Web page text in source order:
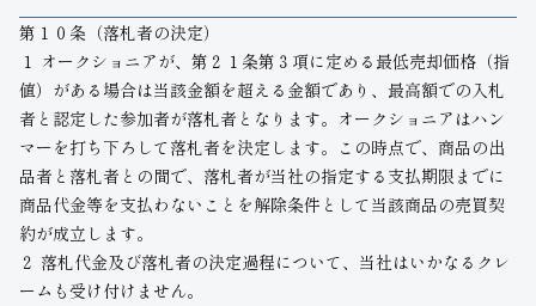
第１０条（落札者の決定）
１ オークショニアが、第２１条第３項に定める最低売却価格（指
値）がある場合は当該金額を超える金額であり、最高額での入札
者と認定した参加者が落札者となります。オークショニアはハン
マーを打ち下ろして落札者を決定します。この時点で、商品の出
品者と落札者との間で、落札者が当社の指定する支払期限までに
商品代金等を支払わないことを解除条件として当該商品の売買契
約が成立します。
２ 落札代金及び落札者の決定過程について、当社はいかなるクレ
ームも受け付けません。